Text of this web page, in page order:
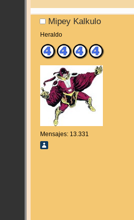
Mipey Kalkulo
Heraldo
Mensajes: 13.331